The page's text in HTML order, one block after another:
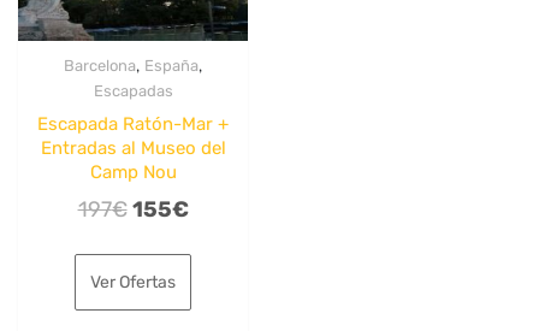
Barcelona, España,
Escapadas
Escapada Ratón-Mar +
Entradas al Museo del
Camp Nou
197€ El
original
era:
155€El
es:
Ver Ofertas